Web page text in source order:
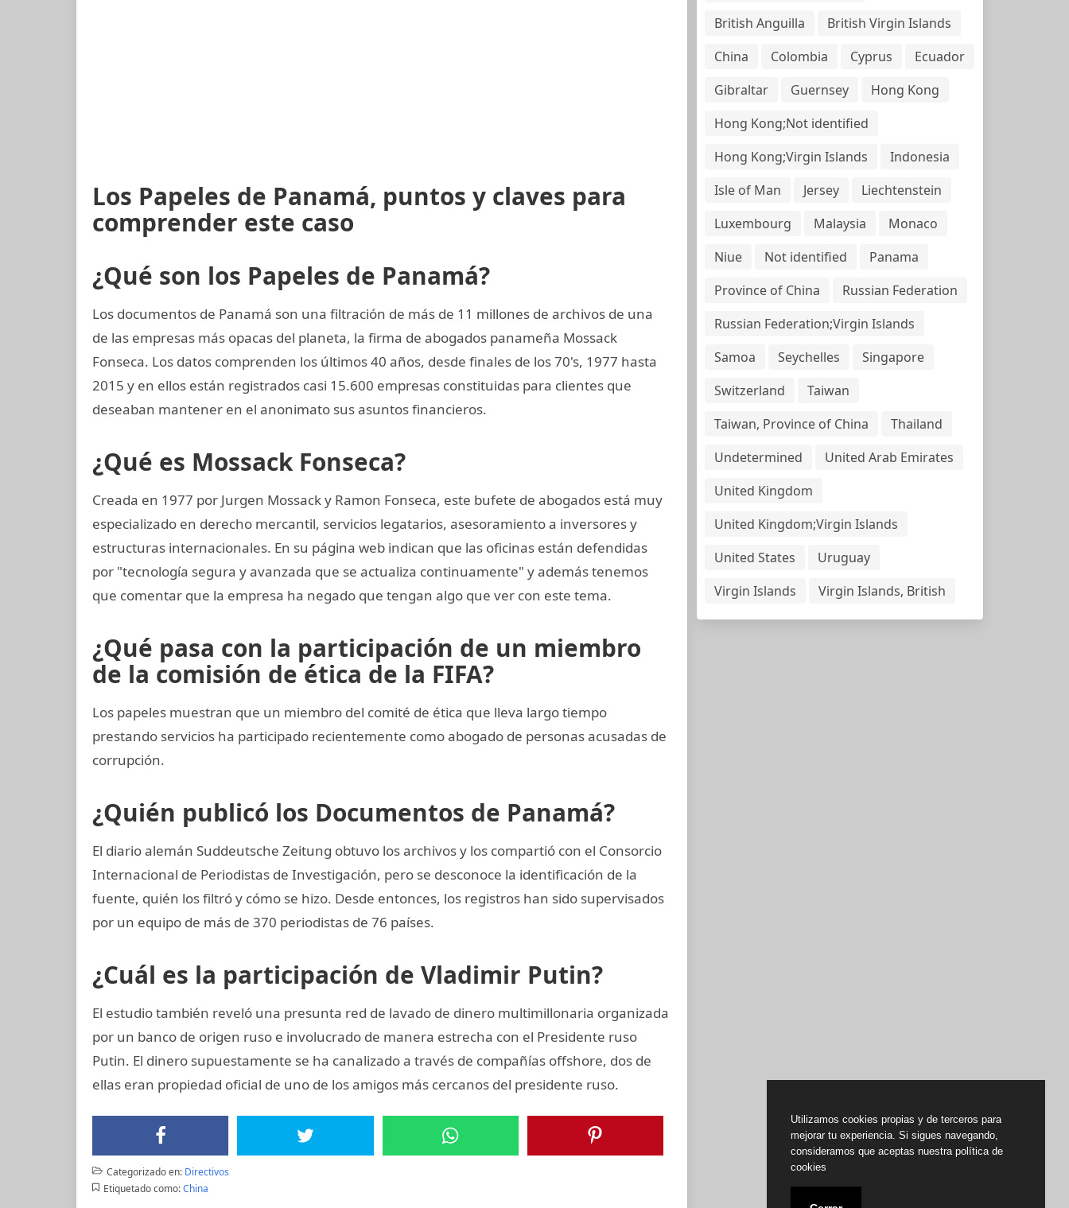
Los Papeles de Panamá, puntos y claves para
comprender este caso
¿Qué son los Papeles de Panamá?
Los documentos de Panamá son una filtración de más de 11 millones de archivos de una
de las empresas más opacas del planeta, la firma de abogados panameña Mossack
Fonseca. Los datos comprenden los últimos 40 años, desde finales de los 70's, 1977 hasta
2015 y en ellos están registrados casi 15.600 empresas constituidas para clientes que
deseaban mantener en el anonimato sus asuntos financieros.
¿Qué es Mossack Fonseca?
Creada en 1977 por Jurgen Mossack y Ramon Fonseca, este bufete de abogados está muy
especializado en derecho mercantil, servicios legatarios, asesoramiento a inversores y
estructuras internacionales. En su página web indican que las oficinas están defendidas
por "tecnología segura y avanzada que se actualiza continuamente" y además tenemos
que comentar que la empresa ha negado que tengan algo que ver con este tema.
¿Qué pasa con la participación de un miembro
de la comisión de ética de la FIFA?
Los papeles muestran que un miembro del comité de ética que lleva largo tiempo
prestando servicios ha participado recientemente como abogado de personas acusadas de
corrupción.
¿Quién publicó los Documentos de Panamá?
El diario alemán Suddeutsche Zeitung obtuvo los archivos y los compartió con el Consorcio
Internacional de Periodistas de Investigación, pero se desconoce la identificación de la
fuente, quién los filtró y cómo se hizo. Desde entonces, los registros han sido supervisados
por un equipo de más de 370 periodistas de 76 países.
¿Cuál es la participación de Vladimir Putin?
El estudio también reveló una presunta red de lavado de dinero multimillonaria organizada
por un banco de origen ruso e involucrado de manera estrecha con el Presidente ruso
Putin. El dinero supuestamente se ha canalizado a través de compañías offshore, dos de
ellas eran propiedad oficial de uno de los amigos más cercanos del presidente ruso.
Categorizado en: Directivos
Etiquetado como: China
British Anguilla
British Virgin Islands
China
Colombia Cyprus
Ecuador
Gibraltar
Guernsey
Hong Kong
Hong Kong;Not identified
Hong Kong;Virgin Islands
Indonesia
Isle of Man
Jersey
Liechtenstein
Luxembourg
Malaysia
Monaco
Niue
Not identified
Panama
Province of China
Russian Federation
Russian Federation;Virgin Islands
Samoa
Seychelles
Singapore
Switzerland
Taiwan
Taiwan, Province of China
Thailand
Undetermined
United Arab Emirates
United Kingdom
United Kingdom;Virgin Islands
United States
Uruguay
Virgin Islands
Virgin Islands, British
Utilizamos cookies propias y de terceros para
mejorar tu experiencia. Si sigues navegando,
consideramos que aceptas nuestra política de
cookies